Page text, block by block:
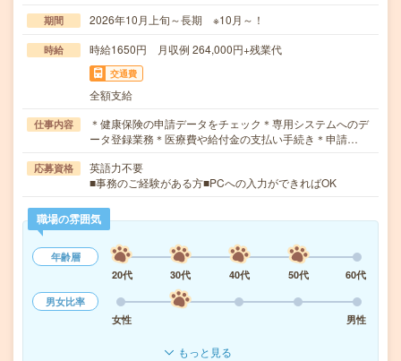
期間 2026年10月上旬～長期 ※10月～！
時給 時給1650円 月収例 264,000円+残業代
交通費
全額支給
仕事内容
＊健康保険の申請データをチェック＊専用システムへのデ
ータ登録業務＊医療費や給付金の支払い手続き＊申請…
応募資格
英語力不要
■事務のご経験がある方■PCへの入力ができればOK
職場の雰囲気
年齢層
20代
30代 40代 50代
60代
男女比率
女性
男性
もっと見る